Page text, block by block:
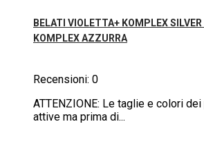
BELATI VIOLETTA+ KOMPLEX
KOMPLEX AZZURRA
Recensioni: 0
ATTENZIONE: Le taglie e colori
attive ma prima di...